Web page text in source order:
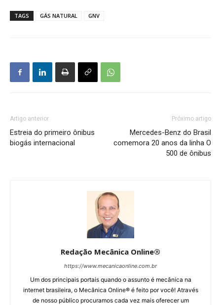
TAGS GÁS NATURAL GNV
Artigo anterior
Estreia do primeiro ônibus
biogás internacional
Próximo artigo
Mercedes-Benz do Brasil
comemora 20 anos da linha O
500 de ônibus
Redação Mecânica Online®
https://www.mecanicaonline.com.br
Um dos principais portais quando o assunto é mecânica na
internet brasileira, o Mecânica Online® é feito por você! Através
de nosso público procuramos cada vez mais oferecer um